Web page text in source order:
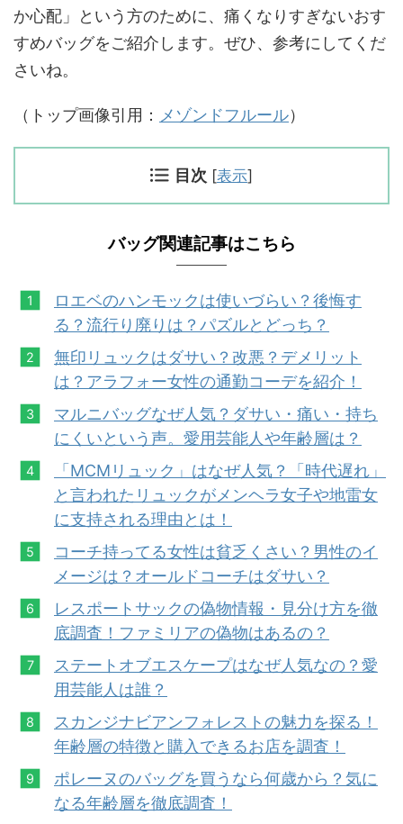
か心配」という方のために、痛くなりすぎないおす
すめバッグをご紹介します。ぜひ、参考にしてくだ
さいね。
（トップ画像引用： メゾンドフルール）
目次 [表示]
バッグ関連記事はこちら
ロエベのハンモックは使いづらい？後悔す
る？流行り廃りは？パズルとどっち？
無印リュックはダサい？改悪？デメリット
は？アラフォー女性の通勤コーデを紹介！
マルニバッグなぜ人気？ダサい・痛い・持ち
にくいという声。愛用芸能人や年齢層は？
「MCMリュック」はなぜ人気？「時代遅れ」
と言われたリュックがメンヘラ女子や地雷女
に支持される理由とは！
コーチ持ってる女性は貧乏くさい？男性のイ
メージは？オールドコーチはダサい？
レスポートサックの偽物情報・見分け方を徹
底調査！ファミリアの偽物はあるの？
ステートオブエスケープはなぜ人気なの？愛
用芸能人は誰？
スカンジナビアンフォレストの魅力を探る！
年齢層の特徴と購入できるお店を調査！
ポレーヌのバッグを買うなら何歳から？気に
なる年齢層を徹底調査！